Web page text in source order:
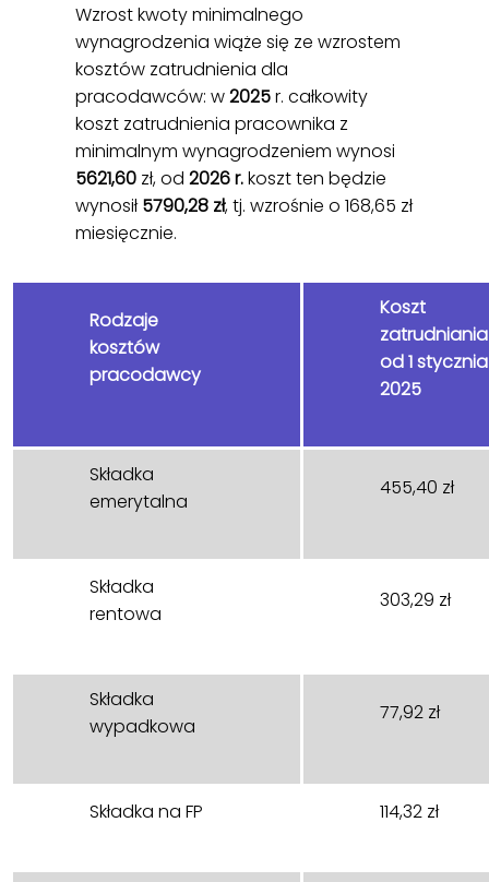
Wzrost kwoty minimalnego
wynagrodzenia wiąże się ze wzrostem
kosztów zatrudnienia dla
pracodawców: w2025r. całkowity
koszt zatrudnienia pracownika z
minimalnym wynagrodzeniem wynosi
5621,60zł, od 2026 r.koszt ten będzie
wynosił5790,28 zł, tj. wzrośnie o 168,65 zł
miesięcznie.
Rodzaje
kosztów
pracodawcy
Koszt
zatrudniania
od 1 stycznia
2025
Składka
emerytalna
455,40 zł
Składka
rentowa
303,29 zł
Składka
wypadkowa
77,92 zł
Składka na FP 114,32 zł